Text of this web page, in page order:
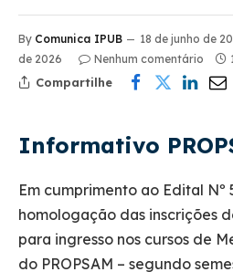
By Comunica IPUB 18 de junho de
de 2026
Nenhum comentário
Compartilhe
Informativo
Em cumprimento ao Edital Nº
homologação das inscrições
para ingresso nos cursos de
do PROPSAM – segundo